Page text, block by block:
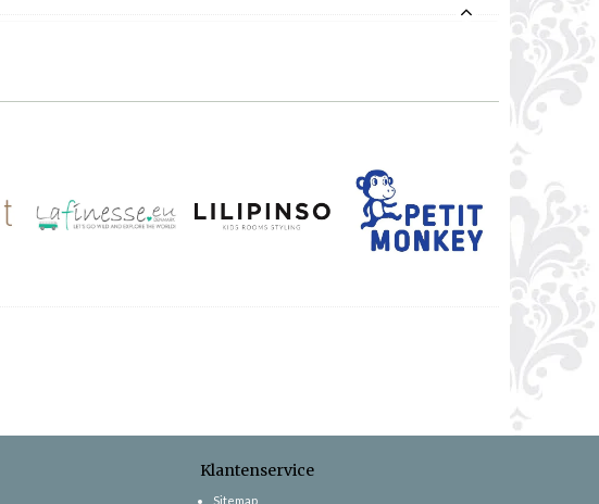
Klantenservice
Sitemap